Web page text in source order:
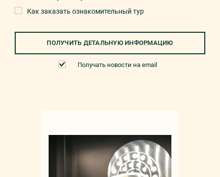
Как заказать ознакомительный тур
ПОЛУЧИТЬ ДЕТАЛЬНУЮ ИНФОРМАЦИЮ
Получать новости на email